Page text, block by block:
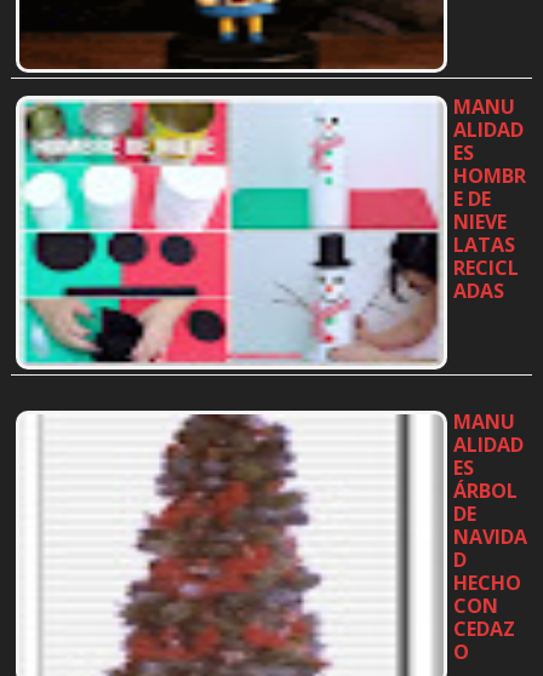
MANU
ALIDAD
ES
HOMBR
E DE
NIEVE
LATAS
RECICL
ADAS
MANU
ALIDAD
ES
ÁRBOL
DE
NAVIDA
D
HECHO
CON
CEDAZ
O